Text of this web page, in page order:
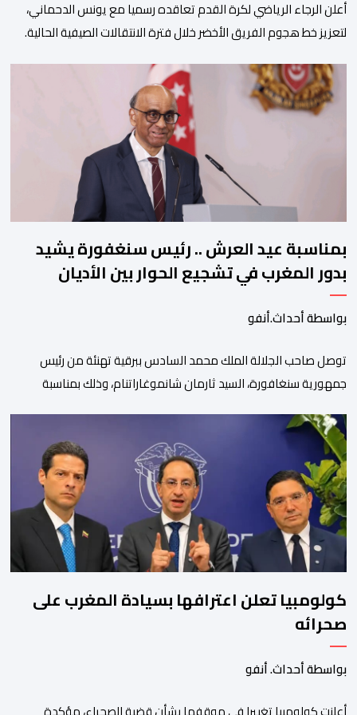
أعلن الرجاء الرياضي لكرة القدم تعاقده رسميا مع يونس الدحماني،
لتعزيز خط هجوم الفريق الأخضر خلال فترة الانتقالات الصيفية الحالية. ​
حيث يعول عليه الطاقم التقني للرجاء لتقديم الإضافة المرجوة في
المسابقات المحلية والقارية المقبلة. ​وجاء هذا التعاقد بعد أداء لافت
قدمه اللاعب برفقة اتحاد […]
بمناسبة عيد العرش .. رئيس سنغفورة يشيد
بدور المغرب في تشجيع الحوار بين الأديان
بواسطة أحداث.أنفو
توصل صاحب الجلالة الملك محمد السادس ببرقية تهنئة من رئيس
جمهورية سنغافورة، السيد ثارمان شانموغاراتنام، وذلك بمناسبة
وأعرب السيد شانموغاراتنام، في هذه البرقية، باسم الشعب
السنغافوري، عن أحر تهانئه وأطيب متمنياته بموفور الصحة ومزيد من
التوفيق لجلالة الملك، وللشعب المغربي بمزيد من السلام والازدهار.
وأشاد الرئيس […]
كولومبيا تعلن اعترافها بسيادة المغرب على
صحرائه
بواسطة أحداث. أنفو